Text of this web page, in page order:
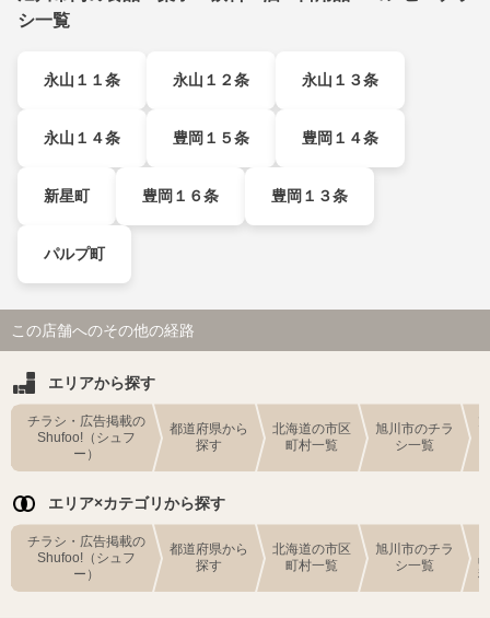
シ一覧
永山１１条 永山１２条 永山１３条
永山１４条 豊岡１５条 豊岡１４条
新星町 豊岡１６条 豊岡１３条
パルプ町
この店舗へのその他の経路
エリアから探す
チラシ・広告掲載の
Shufoo!（シュフ
ー）
都道府県から
探す
北海道の市区
町村一覧
旭川市のチラ
シ一覧
エリア×カテゴリから探す
チラシ・広告掲載の
Shufoo!（シュフ
ー）
都道府県から
探す
北海道の市区
町村一覧
旭川市のチラ
シ一覧